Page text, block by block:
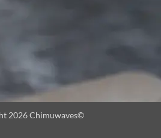
2026 Chimuwaves©